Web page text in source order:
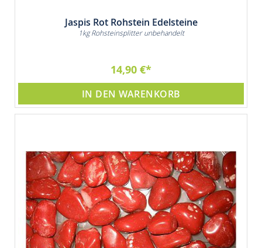
Jaspis Rot Rohstein Edelsteine
1kg Rohsteinsplitter unbehandelt
14,90 €
IN DEN WARENKORB